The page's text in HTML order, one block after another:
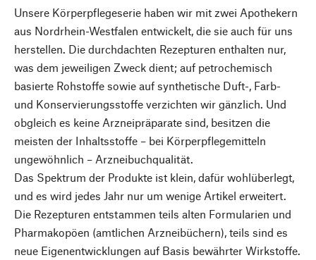
Unsere Körperpflegeserie haben wir mit zwei Apothekern
aus Nordrhein-Westfalen entwickelt, die sie auch für uns
herstellen. Die durchdachten Rezepturen enthalten nur,
was dem jeweiligen Zweck dient; auf petrochemisch
basierte Rohstoffe sowie auf synthetische Duft-, Farb-
und Konservierungsstoffe verzichten wir gänzlich. Und
obgleich es keine Arzneipräparate sind, besitzen die
meisten der Inhaltsstoffe – bei Körperpflegemitteln
ungewöhnlich – Arzneibuchqualität.
Das Spektrum der Produkte ist klein, dafür wohlüberlegt,
und es wird jedes Jahr nur um wenige Artikel erweitert.
Die Rezepturen entstammen teils alten Formularien und
Pharmakopöen (amtlichen Arzneibüchern), teils sind es
neue Eigenentwicklungen auf Basis bewährter Wirkstoffe.